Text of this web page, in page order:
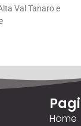
Val Tanaro e
Home